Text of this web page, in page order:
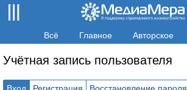
Всё Главное Авторское
Учётная запись пользователя